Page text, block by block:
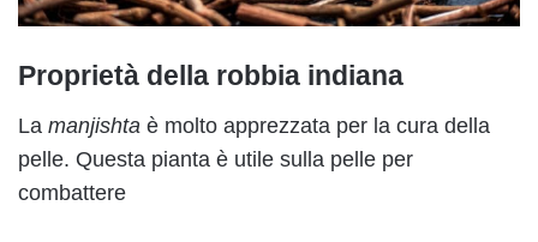
Proprietà della robbia indiana
La manjishta è molto apprezzata per la cura della
pelle. Questa pianta è utile sulla pelle per
combattere